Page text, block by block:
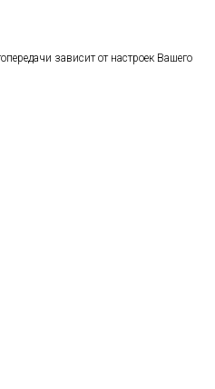
зависит от настроек Вашего